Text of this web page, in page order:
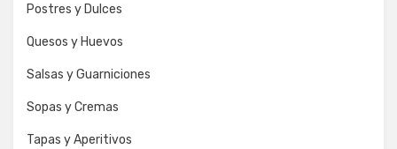
Postres y Dulces
Quesos y Huevos
Salsas y Guarniciones
Sopas y Cremas
Tapas y Aperitivos